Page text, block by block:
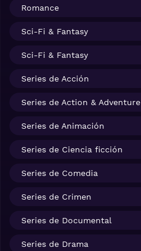
Romance
Sci-Fi & Fantasy
Sci-Fi & Fantasy
Series de Acción
Series de Action & Adventure
Series de Animación
Series de Ciencia ficción
Series de Comedia
Series de Crimen
Series de Documental
Series de Drama